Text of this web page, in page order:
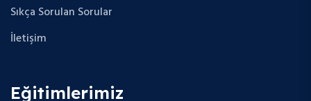
Sıkça Sorulan Sorular
İletişim
Eğitimlerimiz